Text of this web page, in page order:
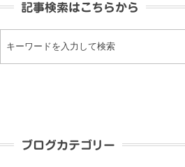
記事検索はこちらから
ブログカテゴリー